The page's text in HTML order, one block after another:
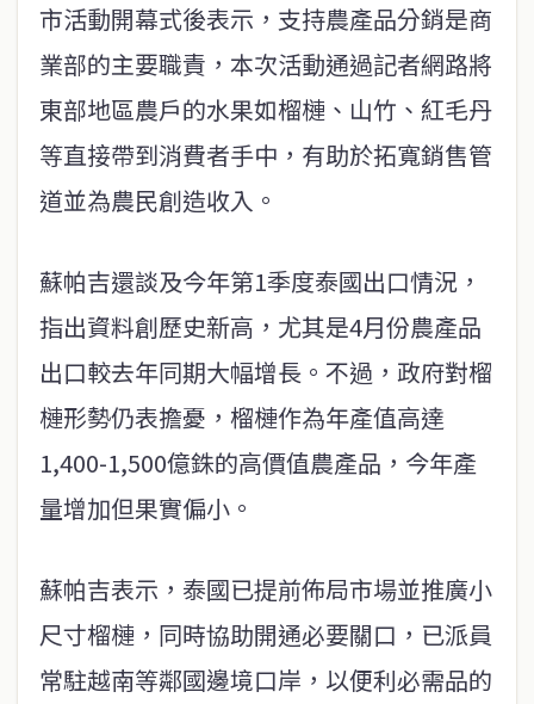
市活動開幕式後表示，支持農產品分銷是商
業部的主要職責，本次活動通過記者網路將
東部地區農戶的水果如榴槤、山竹、紅毛丹
等直接帶到消費者手中，有助於拓寬銷售管
道並為農民創造收入。
蘇帕吉還談及今年第1季度泰國出口情況，
指出資料創歷史新高，尤其是4月份農產品
出口較去年同期大幅增長。不過，政府對榴
槤形勢仍表擔憂，榴槤作為年產值高達
1,400-1,500億銖的高價值農產品，今年產
量增加但果實偏小。
蘇帕吉表示，泰國已提前佈局市場並推廣小
尺寸榴槤，同時協助開通必要關口，已派員
常駐越南等鄰國邊境口岸，以便利必需品的